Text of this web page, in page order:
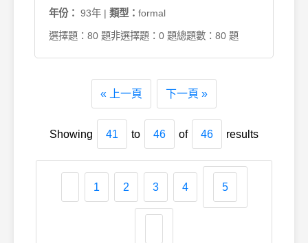
年份： 93年 | 類型： formal
選擇題：80 題非選擇題：0 題總題數：80 題
« 上一頁 下一頁 »
Showing 41 to 46 of 46 results
1 2 3 4 5